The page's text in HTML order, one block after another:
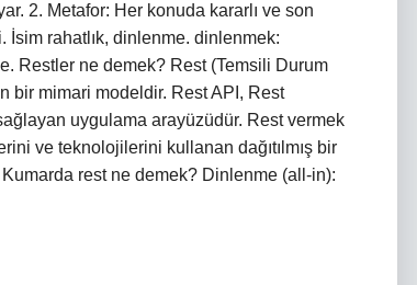
2. Metafor: Her konuda kararlı ve son
rahatlık, dinlenme. dinlenmek:
Restler ne demek? Rest (Temsili Durum
bir mimari modeldir. Rest API, Rest
uygulama arayüzüdür. Rest vermek
ve teknolojilerini kullanan dağıtılmış bir
rest ne demek? Dinlenme (all-in):